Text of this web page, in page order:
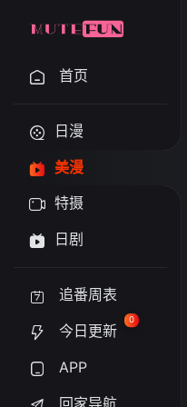
首页
日漫
美漫
特摄
日剧
追番周表
今日更新
0
APP
回家导航